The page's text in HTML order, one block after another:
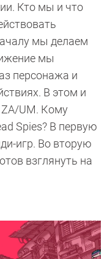
Кто мы и что
мы делаем
мы
персонажа и
В этом и
UM. Кому
Spies? В первую
игр. Во вторую
взглянуть на